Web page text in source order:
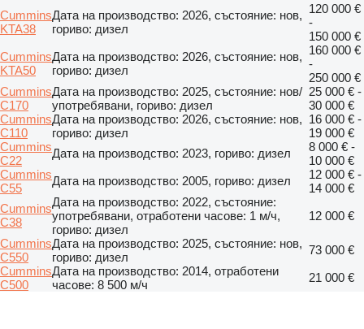
Cummins
KTA38
Дата на производство: 2026, състояние: нов,
гориво: дизел
120 000 €
-
150 000 €
Cummins
KTA50
Дата на производство: 2026, състояние: нов,
гориво: дизел
160 000 €
-
250 000 €
Cummins
C170
Дата на производство: 2025, състояние: нов/
употребявани, гориво: дизел
25 000 € -
30 000 €
Cummins
C110
Дата на производство: 2026, състояние: нов,
гориво: дизел
16 000 € -
19 000 €
Cummins
C22
Дата на производство: 2023, гориво: дизел
8 000 € -
10 000 €
Cummins
C55
Дата на производство: 2005, гориво: дизел
12 000 € -
14 000 €
Cummins
C38
Дата на производство: 2022, състояние:
употребявани, отработени часове: 1 м/ч,
гориво: дизел
12 000 €
Cummins
C550
Дата на производство: 2025, състояние: нов,
гориво: дизел
73 000 €
Cummins
C500
Дата на производство: 2014, отработени
часове: 8 500 м/ч
21 000 €